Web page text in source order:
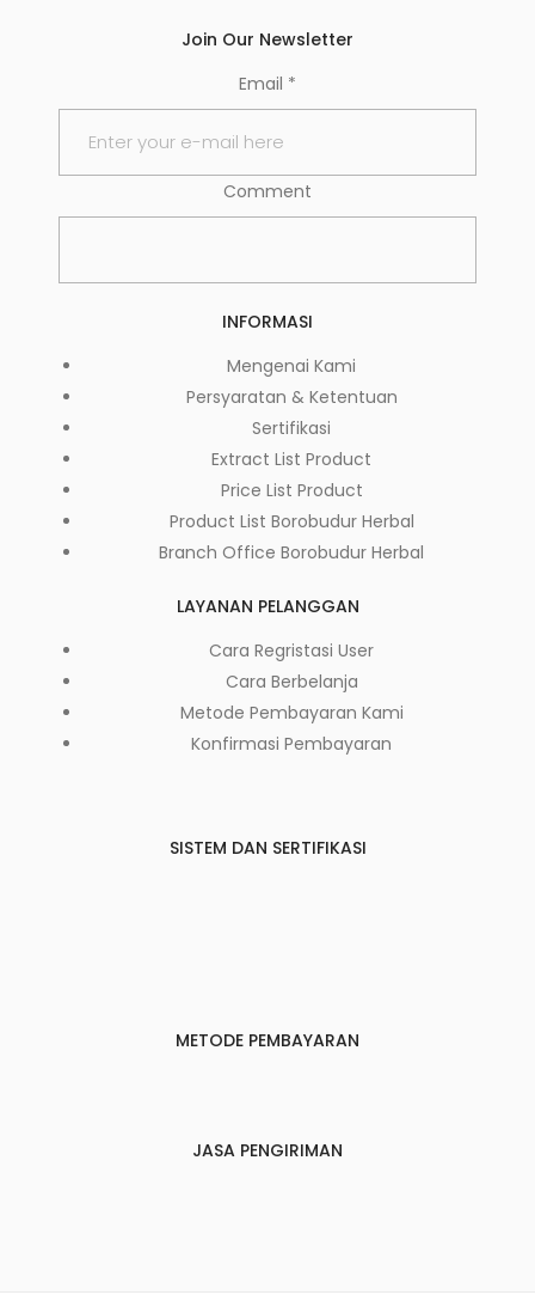
Join Our Newsletter
Email *
Comment
INFORMASI
Mengenai Kami
Persyaratan & Ketentuan
Sertifikasi
Extract List Product
Price List Product
Product List Borobudur Herbal
Branch Office Borobudur Herbal
LAYANAN PELANGGAN
Cara Regristasi User
Cara Berbelanja
Metode Pembayaran Kami
Konfirmasi Pembayaran
SISTEM DAN SERTIFIKASI
METODE PEMBAYARAN
JASA PENGIRIMAN